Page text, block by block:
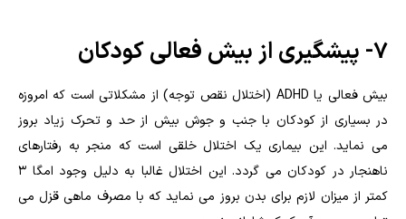
۷- پیشگیری از بیش فعالی کودکان
بیش فعالی یا ADHD (اختلال نقص توجه) از مشکلاتی است که امروزه
در بسیاری از کودکان با جنب و جوش بیش از حد و تحرک زیاد بروز
می نماید. این بیماری یک اختلال خلقی است که منجر به رفتارهای
ناهنجار در کودکان می گردد. این اختلال غالبا به دلیل وجود امگا ۳
کمتر از میزان لازم برای بدن بروز می نماید که با مصرف ماهی قزل می